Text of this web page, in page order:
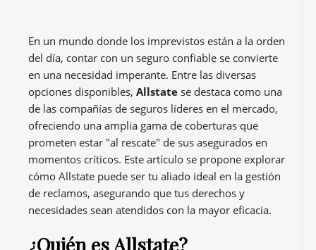
En un mundo donde los imprevistos están a la orden
del día, contar con un seguro confiable se convierte
en una necesidad imperante. Entre las diversas
opciones disponibles, Allstate se destaca como una
de las compañías de seguros líderes en el mercado,
ofreciendo una amplia gama de coberturas que
prometen estar "al rescate" de sus asegurados en
momentos críticos. Este artículo se propone explorar
cómo Allstate puede ser tu aliado ideal en la gestión
de reclamos, asegurando que tus derechos y
necesidades sean atendidos con la mayor eficacia.
¿Quién es Allstate?